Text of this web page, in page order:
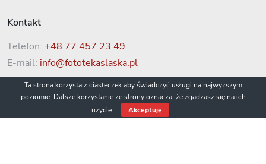
Kontakt
Telefon: +48 77 457 23 49
E-mail: info@fototekaslaska.pl
Ta strona korzysta z ciasteczek aby świadczyć usługi na najwyższym
poziomie. Dalsze korzystanie ze strony oznacza, że zgadzasz się na ich
użycie.
Akceptuję